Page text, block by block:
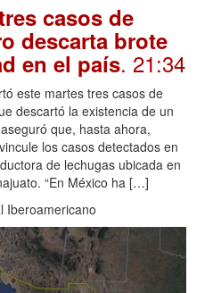
casos de
descarta brote
en el país. 21:34
este martes tres casos de
descartó la existencia de un
que, hasta ahora,
los casos detectados en
de lechugas ubicada en
“En México ha […]
Iberoamericano